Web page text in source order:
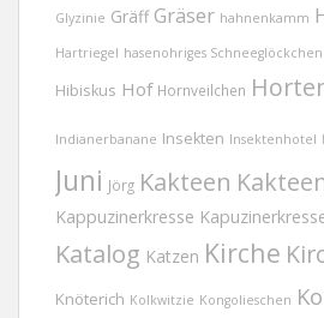
Glyzinie Gräff Gräser hahnenkamm
Hartriegel hasenohriges Schneeglöckchen
Hibiskus Hof Hornveilchen
Indianerbanane Insekten Insektenhotel
Juni Jörg Kakteen
Kappuzinerkresse
Katalog Katzen Kirche
Knöterich Kolkwitzie Kongolieschen